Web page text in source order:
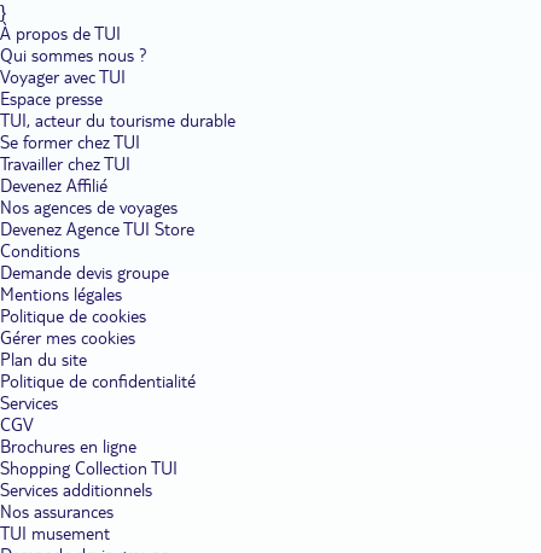
}
À propos de TUI
Qui sommes nous ?
Voyager avec TUI
Espace presse
TUI, acteur du tourisme durable
Se former chez TUI
Travailler chez TUI
Devenez Affilié
Nos agences de voyages
Devenez Agence TUI Store
Conditions
Demande devis groupe
Mentions légales
Politique de cookies
Gérer mes cookies
Plan du site
Politique de confidentialité
Services
CGV
Brochures en ligne
Shopping Collection TUI
Services additionnels
Nos assurances
TUI musement